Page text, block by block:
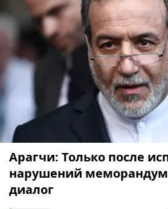
Арагчи: Только после
нарушений
диалог